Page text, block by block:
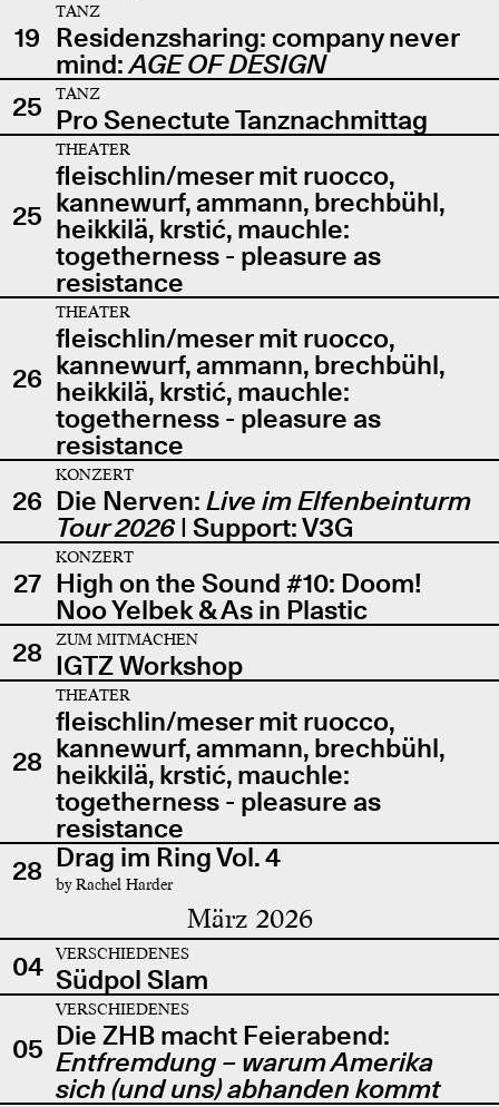
19
TANZ
Residenzsharing: company never
mind:AGE OF DESIGN
25
TANZ
Pro Senectute Tanznachmittag
25
THEATER
fleischlin/meser mit ruocco,
kannewurf, ammann, brechbühl,
heikkilä, krstić, mauchle:
togetherness - pleasure as
resistance
26
THEATER
fleischlin/meser mit ruocco,
kannewurf, ammann, brechbühl,
heikkilä, krstić, mauchle:
togetherness - pleasure as
resistance
26
KONZERT
Die Nerven: Live im Elfenbeinturm
Tour 2026| Support: V3G
27
KONZERT
High on the Sound #10: Doom!
Noo Yelbek & As in Plastic
28
ZUM MITMACHEN
IGTZ Workshop
28
THEATER
fleischlin/meser mit ruocco,
kannewurf, ammann, brechbühl,
heikkilä, krstić, mauchle:
togetherness - pleasure as
resistance
28 Drag im Ring Vol. 4
by Rachel Harder
März 2026
04 VERSCHIEDENES
Südpol Slam
05
VERSCHIEDENES
Die ZHB macht Feierabend:
Entfremdung – warum Amerika
sich (und uns) abhanden kommt